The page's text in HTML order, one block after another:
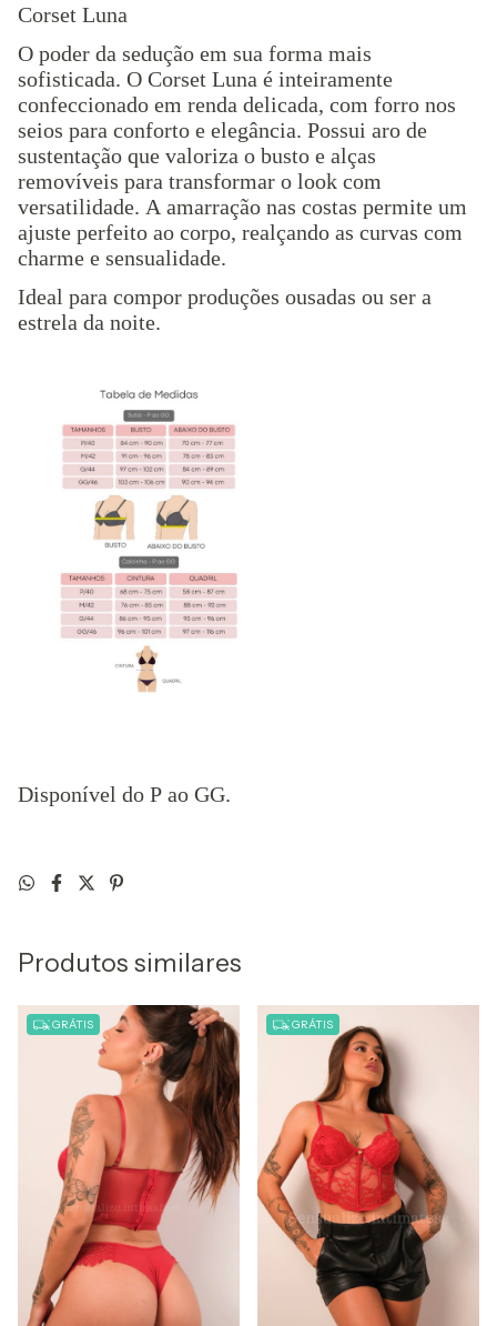
Corset Luna
O poder da sedução em sua forma mais
sofisticada. O Corset Luna é inteiramente
confeccionado em renda delicada, com forro nos
seios para conforto e elegância. Possui aro de
sustentação que valoriza o busto e alças
removíveis para transformar o look com
versatilidade. A amarração nas costas permite um
ajuste perfeito ao corpo, realçando as curvas com
charme e sensualidade.
Ideal para compor produções ousadas ou ser a
estrela da noite.
Disponível do P ao GG.
Produtos similares
GRÁTIS GRÁTIS